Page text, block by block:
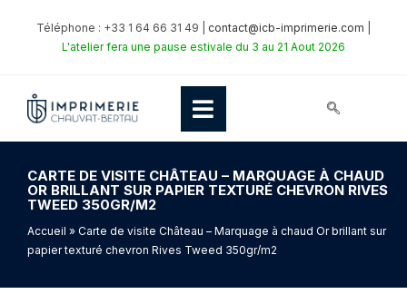
Téléphone : +33 1 64 66 31 49 | contact@icb-imprimerie.com
L'atelier fera une pause estivale du 3 au 21 Aout 2026
CARTE DE VISITE CHÂTEAU – MARQUAGE À CHAUD
OR BRILLANT SUR PAPIER TEXTURÉ CHEVRON RIVES
TWEED 350GR/M2
Accueil » Carte de visite Château – Marquage à chaud Or brillant sur
papier texturé chevron Rives Tweed 350gr/m2